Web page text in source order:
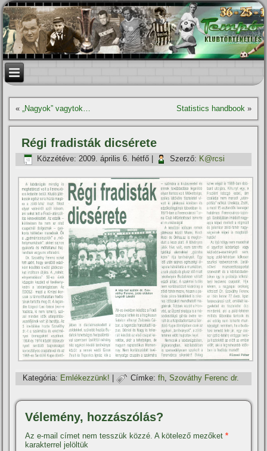
«„Nagyok” vagytok… Statistics handbook»
Régi fradisták dicsérete
Közzétéve: 2009. április 6. hétfő Szerző: K@rcsi
Kategória: Emlékezzünk! | Címke: fh,Szováthy Ferenc dr.
Vélemény, hozzászólás?
Az e-mail címet nem tesszük közzé. A kötelező mezőket*
karakterrel jelöltük